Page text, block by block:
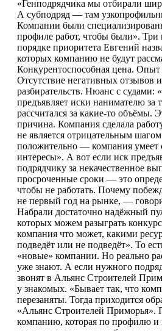
«Генподрядчика мы отбирали
А субподряд — там
Компании были
профиле работ, чтобы были».
порядке приоритета Евгений
которых компанию не будут
Конкурентоспособная цена.
Отсутствие негативных отзывов
разбирательств. Нюанс с судами:
предъявляет иски нанимателю за
рассчитался за какие-то объёмы.
причина. Компания сделала
не является отрицательным
положительно — компания умеет
интересы». А вот если иск
подрядчику за некачественное
просроченные сроки — это
чтобы не работать. Почему
не первый год на рынке, —
Набрали достаточно надёжный
которых можем разыграть
компания что может, какими
подведёт или не подведёт». То
«новые» компании. Но реально
уже знают. А если нужного
звонят в Альянс Строителей
у знакомых. «Бывает так, что
перезаняты. Тогда приходится
«Альянс Строителей Приморья».
компанию, которая по профилю и